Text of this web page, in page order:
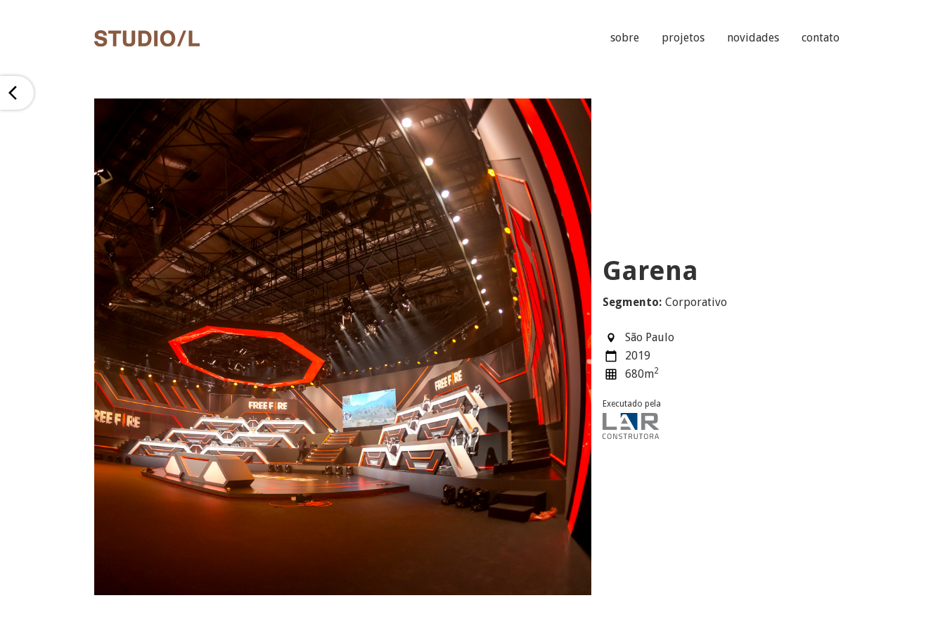
sobre projetos novidades contato
Garena
Segmento: Corporativo
São Paulo
2019
680m2
Executado pela